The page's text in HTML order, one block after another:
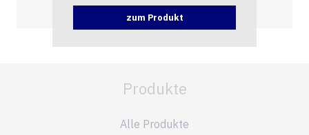
zum Produkt
Produkte
Alle Produkte